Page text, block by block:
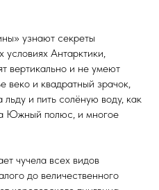
узнают секреты
условиях Антарктики,
вертикально и не умеют
веко и квадратный зрачок,
и пить солёную воду, как
Южный полюс, и многое
чучела всех видов
до величественного